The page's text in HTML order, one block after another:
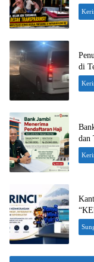
di
dan